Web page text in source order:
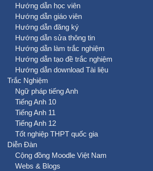
Hướng dẫn học viên
Hướng dẫn giáo viên
Hướng dẫn đăng ký
Hướng dẫn sửa thông tin
Hướng dẫn làm trắc nghiệm
Hướng dẫn tạo đề trắc nghiệm
Hướng dẫn download Tài liệu
Trắc Nghiệm
Ngữ pháp tiếng Anh
Tiếng Anh 10
Tiếng Anh 11
Tiếng Anh 12
Tốt nghiệp THPT quốc gia
Diễn Đàn
Cộng đồng Moodle Việt Nam
Webs & Blogs